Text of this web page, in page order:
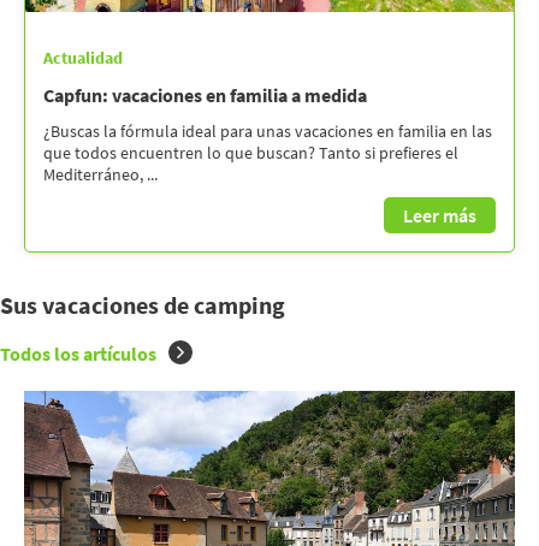
Actualidad
Capfun: vacaciones en familia a medida
¿Buscas la fórmula ideal para unas vacaciones en familia en las
que todos encuentren lo que buscan? Tanto si prefieres el
Mediterráneo, ...
Leer más
Sus vacaciones de camping
Todos los artículos